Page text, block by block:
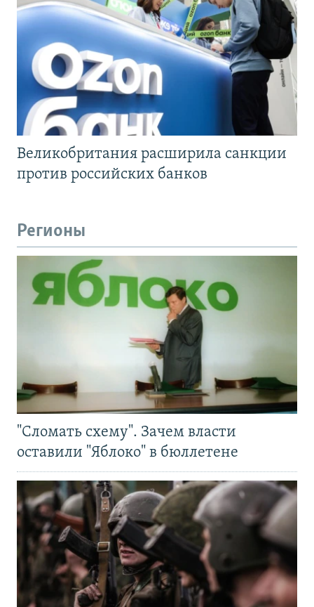
Великобритания расширила санкции
против российских банков
Регионы
"Сломать схему". Зачем власти
оставили "Яблоко" в бюллетене